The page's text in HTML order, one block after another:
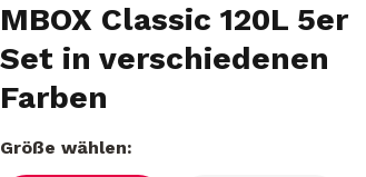
MBOX Classic 120L 5er
Set in verschiedenen
Farben
Größe wählen: